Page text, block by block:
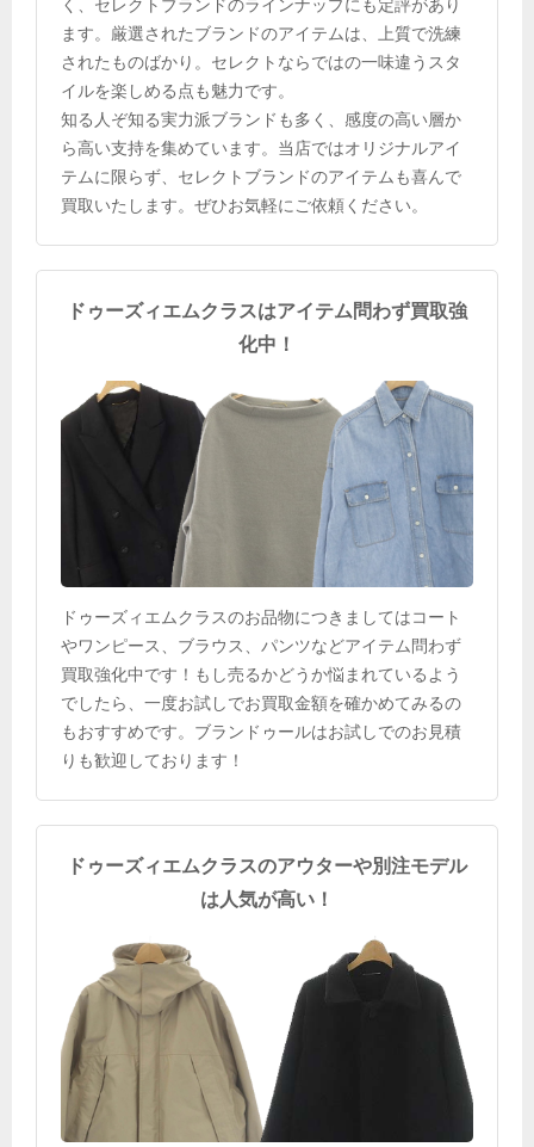
く、セレクトブランドのラインナップにも定評があり
ます。厳選されたブランドのアイテムは、上質で洗練
されたものばかり。セレクトならではの一味違うスタ
イルを楽しめる点も魅力です。
知る人ぞ知る実力派ブランドも多く、感度の高い層か
ら高い支持を集めています。当店ではオリジナルアイ
テムに限らず、セレクトブランドのアイテムも喜んで
買取いたします。ぜひお気軽にご依頼ください。
ドゥーズィエムクラスはアイテム問わず買取強
化中！
ドゥーズィエムクラスのお品物につきましてはコート
やワンピース、ブラウス、パンツなどアイテム問わず
買取強化中です！もし売るかどうか悩まれているよう
でしたら、一度お試しでお買取金額を確かめてみるの
もおすすめです。ブランドゥールはお試しでのお見積
りも歓迎しております！
ドゥーズィエムクラスのアウターや別注モデル
は人気が高い！